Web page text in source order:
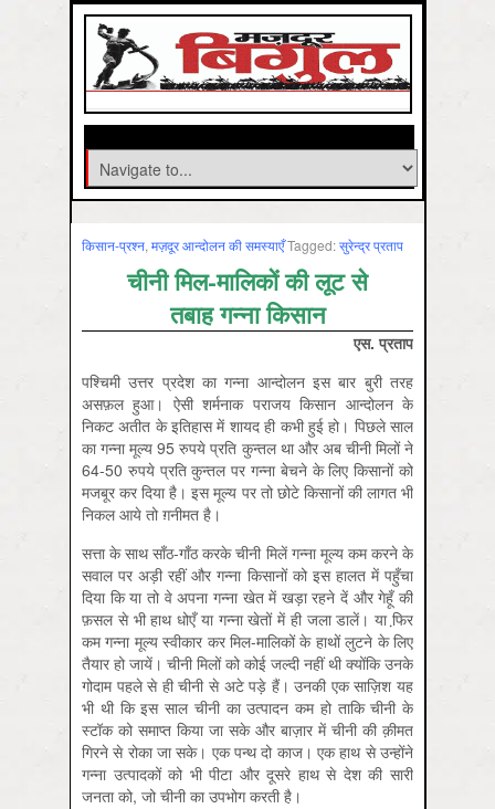
किसान-प्रश्‍न, मज़दूर आन्दोलन की समस्‍याएँTagged:सुरेन्‍द्र प्रताप
चीनी मिल-मालिकों की लूट से
तबाह गन्ना किसान
एस. प्रताप
पश्चिमी उत्तर प्रदेश का गन्ना आन्दोलन इस बार बुरी तरह
असफ़ल हुआ। ऐसी शर्मनाक पराजय किसान आन्दोलन के
निकट अतीत के इतिहास में शायद ही कभी हुई हो। पिछले साल
का गन्ना मूल्य 95 रुपये प्रति कुन्तल था और अब चीनी मिलों ने
64-50 रुपये प्रति कुन्तल पर गन्ना बेचने के लिए किसानों को
मजबूर कर दिया है। इस मूल्य पर तो छोटे किसानों की लागत भी
निकल आये तो ग़नीमत है।
सत्ता के साथ साँठ-गाँठ करके चीनी मिलें गन्ना मूल्य कम करने के
सवाल पर अड़ी रहीं और गन्ना किसानों को इस हालत में पहुँचा
दिया कि या तो वे अपना गन्ना खेत में खड़ा रहने दें और गेहूँ की
फ़सल से भी हाथ धोएँ या गन्ना खेतों में ही जला डालें। या फि़र
कम गन्ना मूल्य स्वीकार कर मिल-मालिकों के हाथों लुटने के लिए
तैयार हो जायें। चीनी मिलों को कोई जल्दी नहीं थी क्योंकि उनके
गोदाम पहले से ही चीनी से अटे पड़े हैं। उनकी एक साज़िश यह
भी थी कि इस साल चीनी का उत्पादन कम हो ताकि चीनी के
स्टॉक को समाप्त किया जा सके और बाज़ार में चीनी की क़ीमत
गिरने से रोका जा सके। एक पन्थ दो काज। एक हाथ से उन्होंने
गन्ना उत्पादकों को भी पीटा और दूसरे हाथ से देश की सारी
जनता को, जो चीनी का उपभोग करती है।